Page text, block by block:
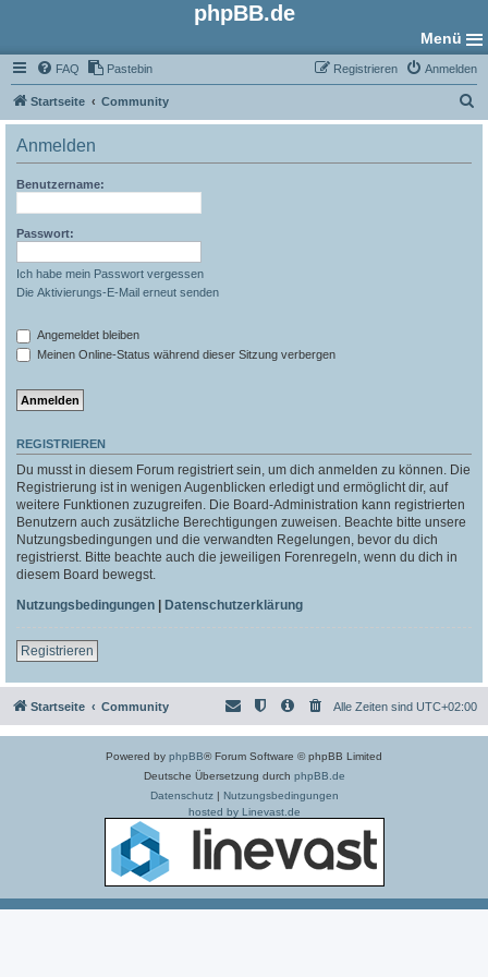
phpBB.de
Menü
FAQ Pastebin Anmelden
Registrieren
Startseite Community
u
Anmelden
Benutzername:
Passwort:
Ich habe mein Passwort vergessen
Die Aktivierungs-E-Mail erneut senden
Angemeldet bleiben
Meinen Online-Status während dieser Sitzung verbergen
REGISTRIEREN
Du musst in diesem Forum registriert sein, um dich anmelden zu können. Die
Registrierung ist in wenigen Augenblicken erledigt und ermöglicht dir, auf
weitere Funktionen zuzugreifen. Die Board-Administration kann registrierten
Benutzern auch zusätzliche Berechtigungen zuweisen. Beachte bitte unsere
Nutzungsbedingungen und die verwandten Regelungen, bevor du dich
registrierst. Bitte beachte auch die jeweiligen Forenregeln, wenn du dich in
diesem Board bewegst.
Nutzungsbedingungen | Datenschutzerklärung
Registrieren
Startseite Community Alle Zeiten sind UTC+02:00
Powered by phpBB® Forum Software © phpBB Limited
Deutsche Übersetzung durch phpBB.de
Datenschutz| Nutzungsbedingungen
hosted by Linevast.de